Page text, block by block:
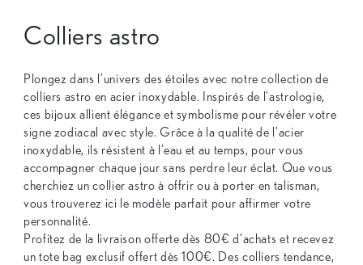
Colliers astro
Plongez dans l’univers des étoiles avec notre collection de
colliers astro en acier inoxydable. Inspirés de l’astrologie,
ces bijoux allient élégance et symbolisme pour révéler votre
signe zodiacal avec style. Grâce à la qualité de l’acier
inoxydable, ils résistent à l’eau et au temps, pour vous
accompagner chaque jour sans perdre leur éclat. Que vous
cherchiez un collier astro à offrir ou à porter en talisman,
vous trouverez ici le modèle parfait pour affirmer votre
personnalité.
Profitez de la livraison offerte dès 80€ d’achats et recevez
un tote bag exclusif offert dès 100€. Des colliers tendance,